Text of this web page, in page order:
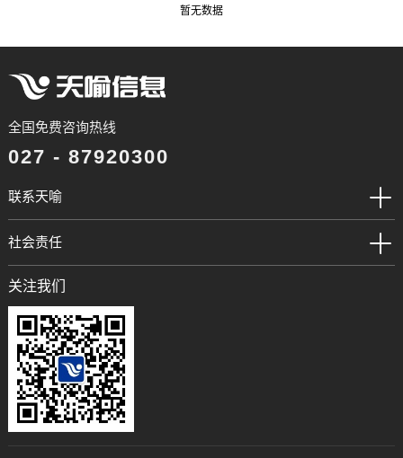
暂无数据
全国免费咨询热线
027 - 87920300
联系天喻
社会责任
关注我们